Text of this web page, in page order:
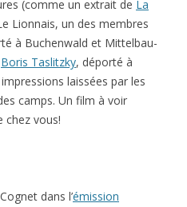
(comme un extrait de La
Lionnais, un des membres
à Buchenwald et Mittelbau-
Boris Taslitzky, déporté à
laissées par les
camps. Un film à voir
chez vous!
dans l’émission